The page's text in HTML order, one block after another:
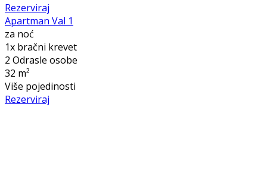
Rezerviraj
Apartman Val 1
za noć
1x bračni krevet
2 Odrasle osobe
32 m²
Više pojedinosti
Rezerviraj